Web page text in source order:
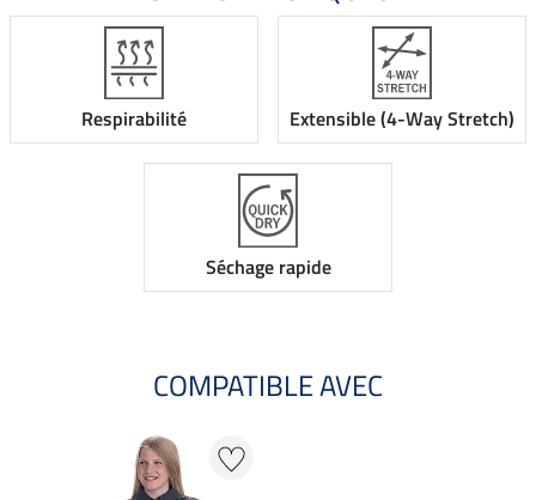
Respirabilité Extensible (4-Way Stretch)
Séchage rapide
COMPATIBLE AVEC